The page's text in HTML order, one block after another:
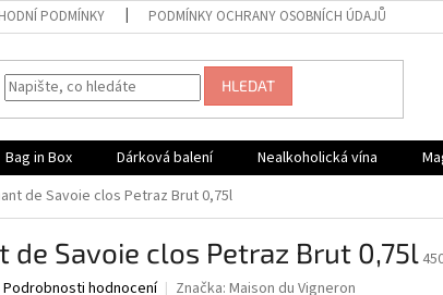
PODMÍNKY PODMÍNKY OCHRANY OSOBNÍCH ÚDAJŮ
HLEDAT
Bag in Box Dárková balení Nealkoholická vína
de Savoie clos Petraz Brut 0,75l
de Savoie clos Petraz Brut 0,75l
Podrobnosti hodnocení Značka: Maison du Vigneron